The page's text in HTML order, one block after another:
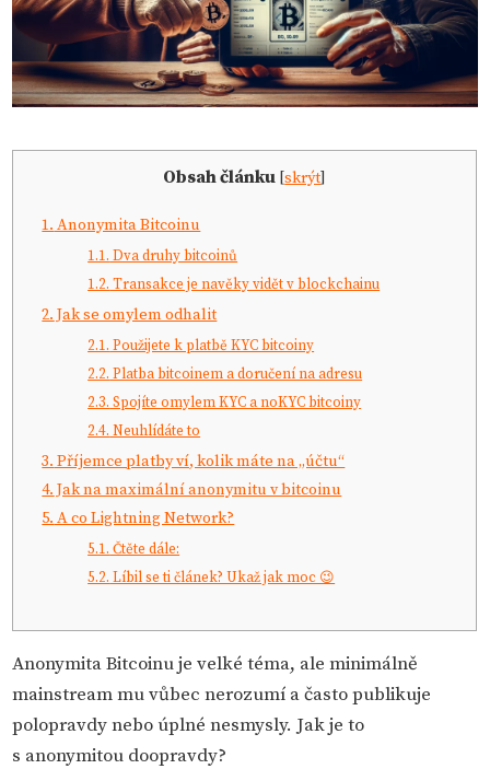
Obsah článku [skrýt]
1. Anonymita Bitcoinu
1.1. Dva druhy bitcoinů
1.2. Transakce je navěky vidět v blockchainu
2. Jak se omylem odhalit
2.1. Použijete k platbě KYC bitcoiny
2.2. Platba bitcoinem a doručení na adresu
2.3. Spojíte omylem KYC a noKYC bitcoiny
2.4. Neuhlídáte to
3. Příjemce platby ví, kolik máte na „účtu“
4. Jak na maximální anonymitu v bitcoinu
5. A co Lightning Network?
5.1. Čtěte dále:
5.2. Líbil se ti článek? Ukaž jak moc 😉
Anonymita Bitcoinu je velké téma, ale minimálně
mainstream mu vůbec nerozumí a často publikuje
polopravdy nebo úplné nesmysly. Jak je to
s anonymitou doopravdy?